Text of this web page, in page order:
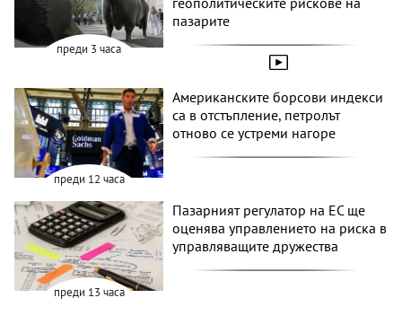
преди 3 часа
пазарите
преди 12 часа
Американските борсови индекси
са в отстъпление, петролът
отново се устреми нагоре
преди 13 часа
Пазарният регулатор на ЕС ще
оценява управлението на риска в
управляващите дружества